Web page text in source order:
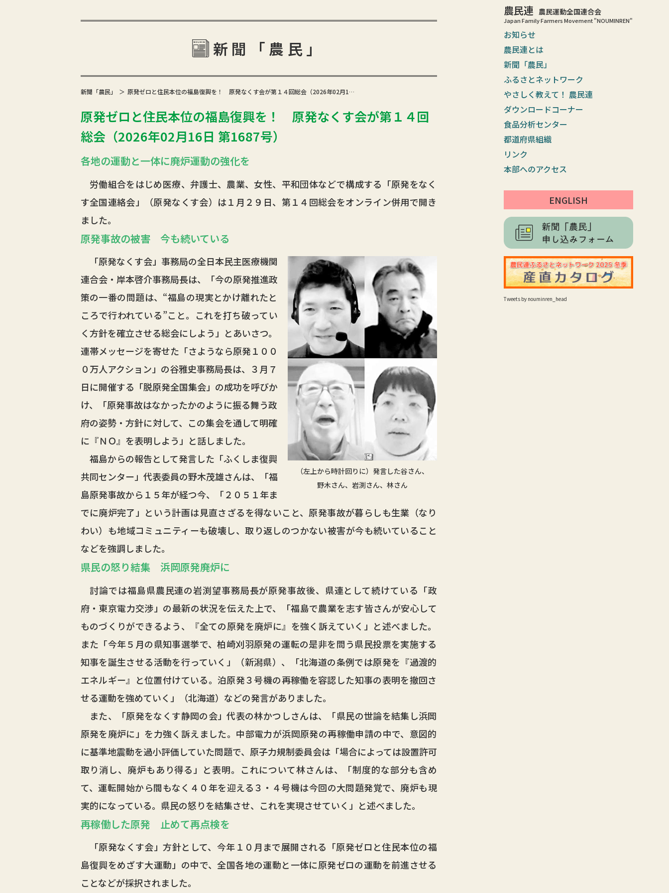
農民連 農民運動全国連合会
Japan Family Farmers Movement "NOUMINREN"
お知らせ
農民連とは
新聞「農民」
ふるさとネットワーク
やさしく教えて！ 農民連
ダウンロードコーナー
食品分析センター
都道府県組織
リンク
本部へのアクセス
ENGLISH
Tweets by nouminren_head
新聞「農民」
新聞「農民」 原発ゼロと住民本位の福島復興を！ 原発なくす会が第１４回総会（2026年02月1…
原発ゼロと住民本位の福島復興を！ 原発なくす会が第１４回
総会（2026年02月16日 第1687号）
各地の運動と一体に廃炉運動の強化を
労働組合をはじめ医療、弁護士、農業、女性、平和団体などで構成する「原発をなく
す全国連絡会」（原発なくす会）は１月２９日、第１４回総会をオンライン併用で開き
ました。
原発事故の被害 今も続いている
（左上から時計回りに）発言した谷さん、
野木さん、岩渕さん、林さん
「原発なくす会」事務局の全日本民主医療機関
連合会・岸本啓介事務局長は、「今の原発推進政
策の一番の問題は、“福島の現実とかけ離れたと
ころで行われている”こと。これを打ち破ってい
く方針を確立させる総会にしよう」とあいさつ。
連帯メッセージを寄せた「さようなら原発１００
０万人アクション」の谷雅史事務局長は、３月７
日に開催する「脱原発全国集会」の成功を呼びか
け、「原発事故はなかったかのように振る舞う政
府の姿勢・方針に対して、この集会を通して明確
に『ＮＯ』を表明しよう」と話しました。
福島からの報告として発言した「ふくしま復興
共同センター」代表委員の野木茂雄さんは、「福
島原発事故から１５年が経つ今、「２０５１年ま
でに廃炉完了」という計画は見直さざるを得ないこと、原発事故が暮らしも生業（なり
わい）も地域コミュニティーも破壊し、取り返しのつかない被害が今も続いていること
などを強調しました。
県民の怒り結集 浜岡原発廃炉に
討論では福島県農民連の岩渕望事務局長が原発事故後、県連として続けている「政
府・東京電力交渉」の最新の状況を伝えた上で、「福島で農業を志す皆さんが安心して
ものづくりができるよう、『全ての原発を廃炉に』を強く訴えていく」と述べました。
また「今年５月の県知事選挙で、柏崎刈羽原発の運転の是非を問う県民投票を実施する
知事を誕生させる活動を行っていく」（新潟県）、「北海道の条例では原発を『過渡的
エネルギー』と位置付けている。泊原発３号機の再稼働を容認した知事の表明を撤回さ
せる運動を強めていく」（北海道）などの発言がありました。
また、「原発をなくす静岡の会」代表の林かつしさんは、「県民の世論を結集し浜岡
原発を廃炉に」を力強く訴えました。中部電力が浜岡原発の再稼働申請の中で、意図的
に基準地震動を過小評価していた問題で、原子力規制委員会は「場合によっては設置許可
取り消し、廃炉もあり得る」と表明。これについて林さんは、「制度的な部分も含め
て、運転開始から間もなく４０年を迎える３・４号機は今回の大問題発覚で、廃炉も現
実的になっている。県民の怒りを結集させ、これを実現させていく」と述べました。
再稼働した原発 止めて再点検を
「原発なくす会」方針として、今年１０月まで展開される「原発ゼロと住民本位の福
島復興をめざす大運動」の中で、全国各地の運動と一体に原発ゼロの運動を前進させる
ことなどが採択されました。